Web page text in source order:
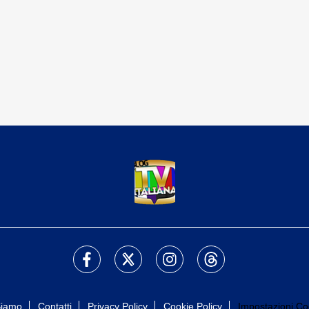
Contatti Privacy Policy Cookie Policy Impostazioni